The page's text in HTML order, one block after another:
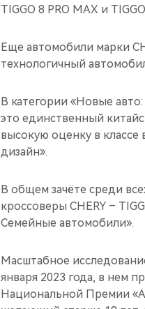
TIGGO 8 PRO MAX и
Еще автомобили марки
технологичный
В категории «Новые
это единственный
высокую оценку в
дизайн».
В общем зачёте среди
кроссоверы CHERY –
Семейные автомобили».
Масштабное
января 2023 года, в нем
Национальной Премии